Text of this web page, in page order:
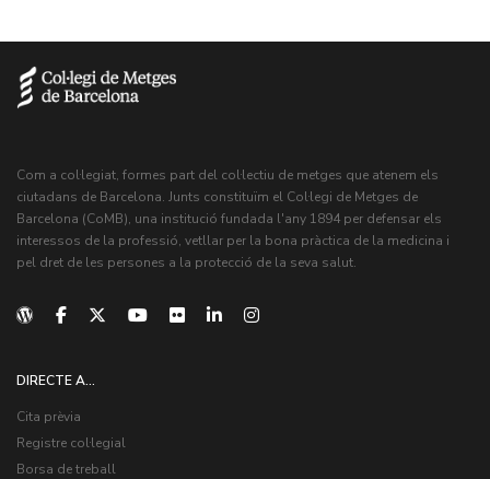
Com a col·legiat, formes part del col·lectiu de metges que atenem els
ciutadans de Barcelona. Junts constituïm el Col·legi de Metges de
Barcelona (CoMB), una institució fundada l'any 1894 per defensar els
interessos de la professió, vetllar per la bona pràctica de la medicina i
pel dret de les persones a la protecció de la seva salut.
DIRECTE A...
Cita prèvia
Registre col·legial
Borsa de treball